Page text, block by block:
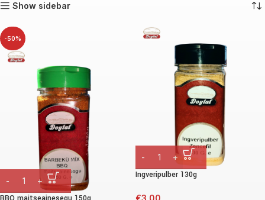
Show sidebar
-50%
Ingveripulber 130g
€3,00